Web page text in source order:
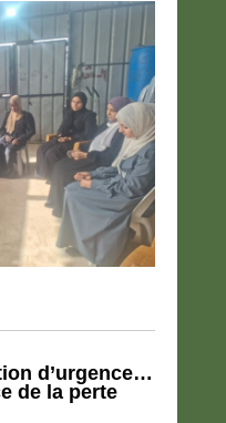
d’urgence…
de la perte